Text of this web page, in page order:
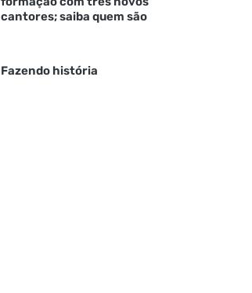
cantores; saiba quem são
Fazendo história